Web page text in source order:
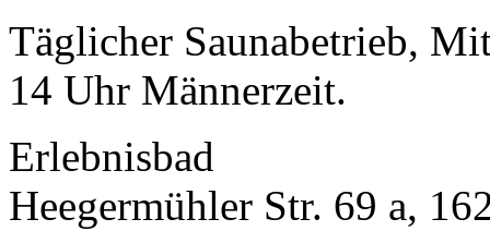
Täglicher Saunabetrieb,
14 Uhr Männerzeit.
Erlebnisbad
Heegermühler Str. 69 a,